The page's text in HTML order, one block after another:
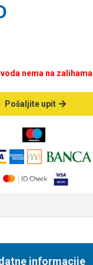
nema na zalihama
Pošaljite upit
informacije